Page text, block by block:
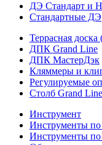
ДЭ Стандарт и
Стандартные ДЭ
Террасная
ДПК Grand Line
ДПК МастерДэк
Кляммеры и
Регулируемые
Столб Grand
Инструмент
Инструменты по
Инструменты по